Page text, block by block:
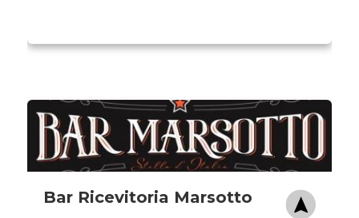
Bar Ricevitoria Marsotto